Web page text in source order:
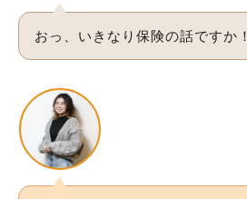
おっ、いきなり保険の話ですか！